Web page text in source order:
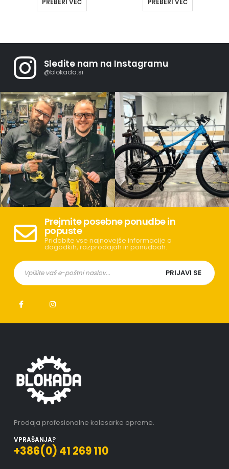
Sledite nam na Instagramu
@blokada.si
Prejmite posebne ponudbe in
popuste
Pridobite vse najnovejše informacije o
dogodkih, razprodajah in ponudbah.
Prodaja profesionalne kolesarke opreme.
VPRAŠANJA?
+386(0) 41 269 110